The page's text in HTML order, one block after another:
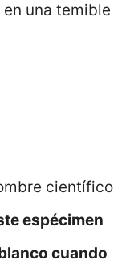
una temible
científico
espécimen
cuando